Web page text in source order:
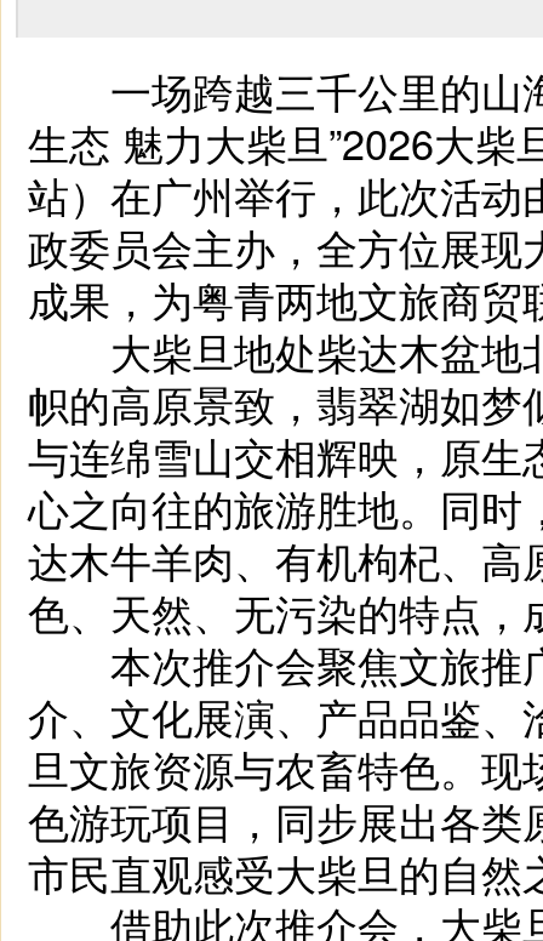
一场跨越三千公里的山
生态 魅力大柴旦”2026大
站）在广州举行，此次活
政委员会主办，全方位展
成果，为粤青两地文旅商
大柴旦地处柴达木盆地
帜的高原景致，翡翠湖如
与连绵雪山交相辉映，原
心之向往的旅游胜地。同
达木牛羊肉、有机枸杞、
色、天然、无污染的特点
本次推介会聚焦文旅推
介、文化展演、产品品鉴
旦文旅资源与农畜特色。
色游玩项目，同步展出各
市民直观感受大柴旦的自然
借助此次推介会，大柴